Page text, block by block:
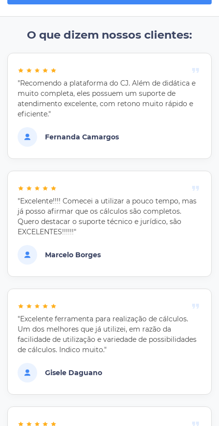
O que dizem nossos clientes:
"Recomendo a plataforma do CJ. Além de didática e
muito completa, eles possuem um suporte de
atendimento excelente, com retono muito rápido e
eficiente."
Fernanda Camargos
"Excelente!!!! Comecei a utilizar a pouco tempo, mas
já posso afirmar que os cálculos são completos.
Quero destacar o suporte técnico e jurídico, são
EXCELENTES!!!!!!"
Marcelo Borges
"Excelente ferramenta para realização de cálculos.
Um dos melhores que já utilizei, em razão da
facilidade de utilização e variedade de possibilidades
de cálculos. Indico muito."
Gisele Daguano